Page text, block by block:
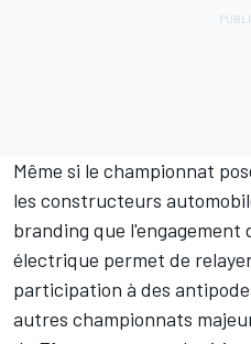
Même si le championnat
les constructeurs
branding que
électrique permet de
participation à des
autres championnats